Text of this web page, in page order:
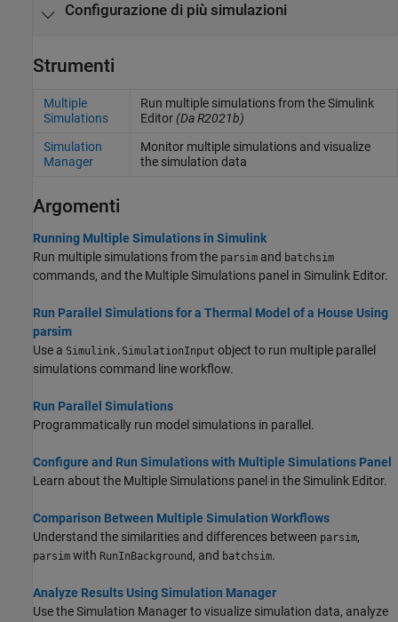
Configurazione di più simulazioni
Strumenti
Multiple
Simulations
Run multiple simulations from theSimulink
Editor(Da R2021b)
Simulation
Manager
Monitor multiple simulations and visualize
the simulation data
Argomenti
Running Multiple Simulations in Simulink
Run multiple simulations from the parsim and batchsim
commands, and the Multiple Simulations panel in Simulink Editor.
Run Parallel Simulations for a Thermal Model of a House Using
parsim
Use a Simulink.SimulationInput object to run multiple parallel
simulations command line workflow.
Run Parallel Simulations
Programmatically run model simulations in parallel.
Configure and Run Simulations with Multiple Simulations Panel
Learn about the Multiple Simulations panel in the Simulink Editor.
Comparison Between Multiple Simulation Workflows
Understand the similarities and differences between parsim,
parsim with RunInBackground , and batchsim.
Analyze Results Using Simulation Manager
Use the Simulation Manager to visualize simulation data, analyze